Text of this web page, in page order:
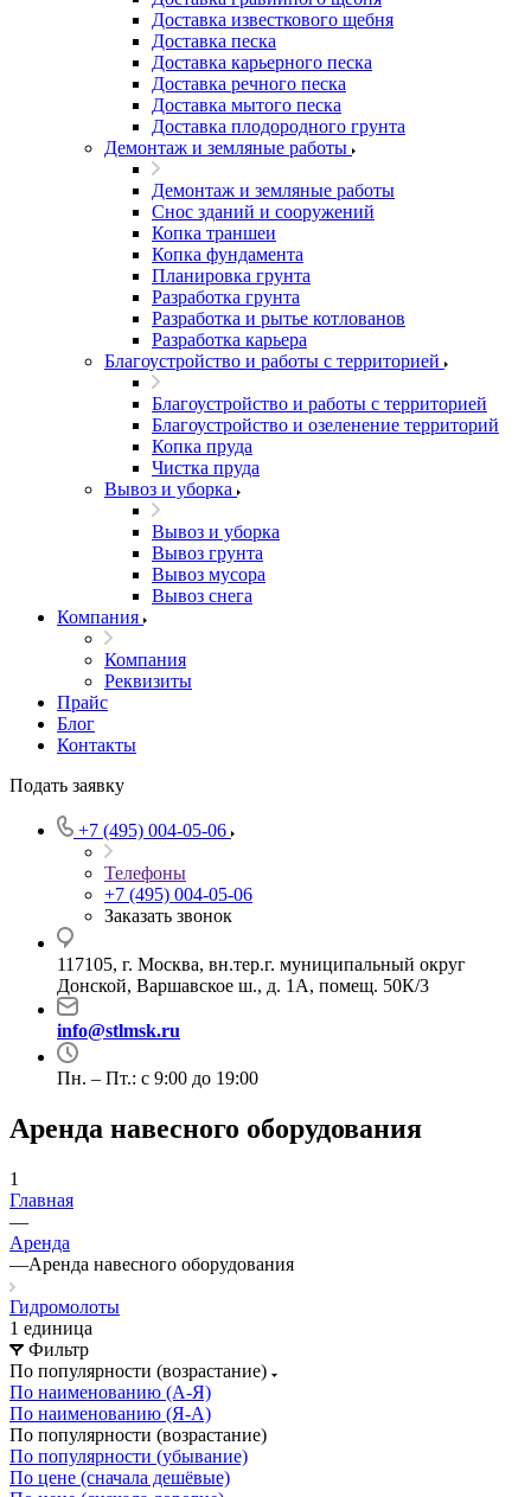
Доставка известкового щебня
Доставка песка
Доставка карьерного песка
Доставка речного песка
Доставка мытого песка
Доставка плодородного грунта
Демонтаж и земляные работы
Демонтаж и земляные работы
Снос зданий и сооружений
Копка траншеи
Копка фундамента
Планировка грунта
Разработка грунта
Разработка и рытье котлованов
Разработка карьера
Благоустройство и работы с территорией
Благоустройство и работы с территорией
Благоустройство и озеленение территорий
Копка пруда
Чистка пруда
Вывоз и уборка
Вывоз и уборка
Вывоз грунта
Вывоз мусора
Вывоз снега
Компания
Компания
Реквизиты
Прайс
Блог
Контакты
Подать заявку
+7 (495) 004-05-06
Телефоны
+7 (495) 004-05-06
Заказать звонок
117105, г. Москва, вн.тер.г. муниципальный округ
Донской, Варшавское ш., д. 1А, помещ. 50К/3
info@stlmsk.ru
Пн. – Пт.: с 9:00 до 19:00
Аренда навесного оборудования
1
Главная
—
Аренда
—Аренда навесного оборудования
Гидромолоты
1 единица
Фильтр
По популярности (возрастание)
По наименованию (А-Я)
По наименованию (Я-А)
По популярности (возрастание)
По популярности (убывание)
По цене (сначала дешёвые)